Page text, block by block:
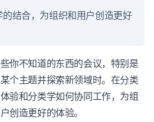
结合，为组织和用户创造更好
你不知道的东西的会议，特别是
个主题并探索新领域时。在分类
验和分类学如何协同工作，为组
创造更好的体验。